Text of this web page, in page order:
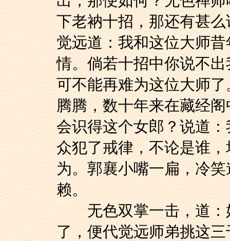
下老衲十招，那还有甚
觉远道：我和这位大师
情。倘若十招中你说不
可不能再难为这位大师
腾腾，数十年来在藏经
会识得这个女郎？说道
众犯了戒律，不论是谁
为。郭襄小嘴一扁，冷
赖。
无色双掌一击，道：
了，便代觉远师弟挑这